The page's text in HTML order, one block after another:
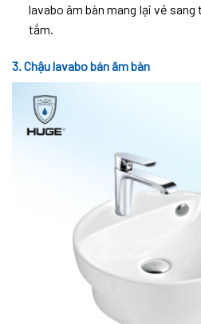
lavabo âm bàn mang lại vẻ
tắm.
3. Chậu lavabo bán âm bàn